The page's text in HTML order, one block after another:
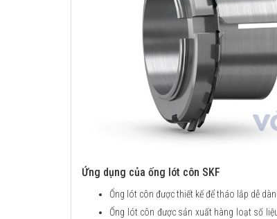
Ứng dụng của ống lót côn SKF
Ống lót côn được thiết kế để tháo lắp dễ
Ống lót côn được sản xuất hàng loạt số